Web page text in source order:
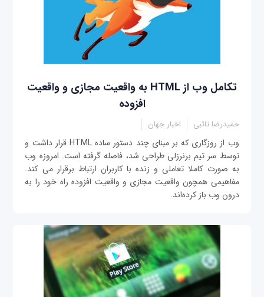
تکامل وب از HTML به واقعیت مجازی و واقعیت
افزوده
حمیدرضا تائبی اخبار جهان
وب از روزگاری که بر مبنای چند دستور ساده HTML قرار داشت و
توسط سر تیم برنرزلی طراحی شد، فاصله گرفته است. امروزه وب
به صورت کاملا تعاملی و زنده با کاربران ارتباط برقرار می کند.
مفاهیمی همچون واقعیت مجازی و واقعیت افزوده راه خود را به
درون وب باز کرده‌اند.